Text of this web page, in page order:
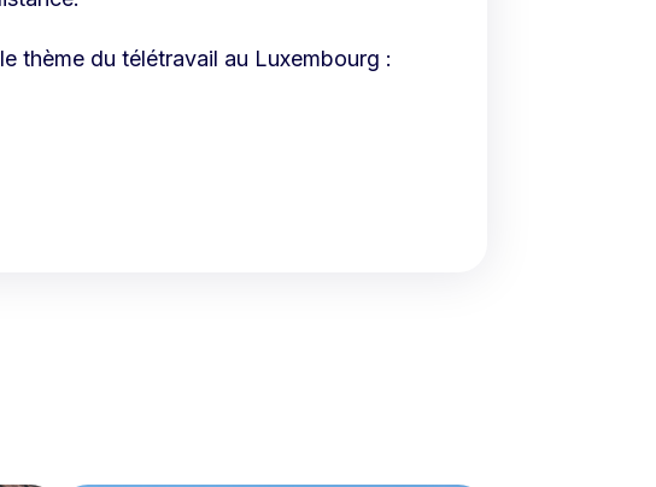
thème du télétravail au Luxembourg :